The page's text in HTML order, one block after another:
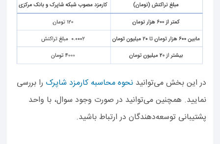
در این بخش می‌توانید نحوه محاسبه کارمزد شاپرک را بررسی
نمایید. همچنین می‌توانید در صورت وجود سوال، با واحد
پشتیبانی توسعه‌دهندگان در ارتباط باشید.